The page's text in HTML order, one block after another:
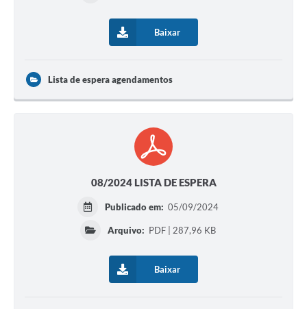
Baixar
Lista de espera agendamentos
08/2024 LISTA DE ESPERA
Publicado em: 05/09/2024
Arquivo: PDF | 287,96 KB
Baixar